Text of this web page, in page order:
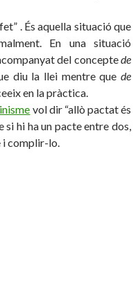
. És aquella situació que
En una situació
del conceptede
diu la llei mentre quede
en la pràctica.
vol dir “allò pactat és
si hi ha un pacte entre dos,
i complir-lo.